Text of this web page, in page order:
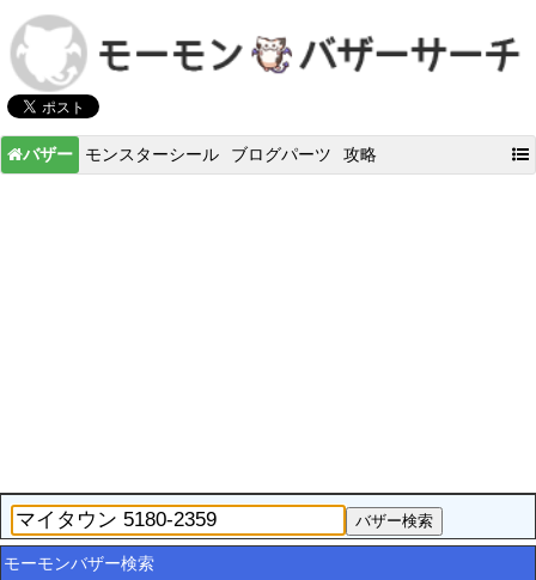
バザー モンスターシール ブログパーツ 攻略
モーモンバザー検索